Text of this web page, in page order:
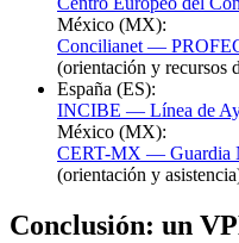
México (MX):
Concilianet —
(orientación y recursos
España (ES):
INCIBE — Línea de
México (MX):
CERT-MX — Guardia
(orientación y
Conclusión: un